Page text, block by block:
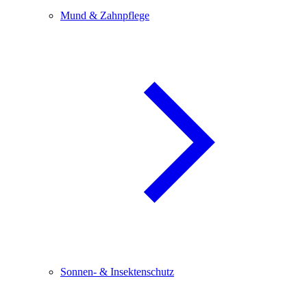
Mund & Zahnpflege
Sonnen- & Insektenschutz